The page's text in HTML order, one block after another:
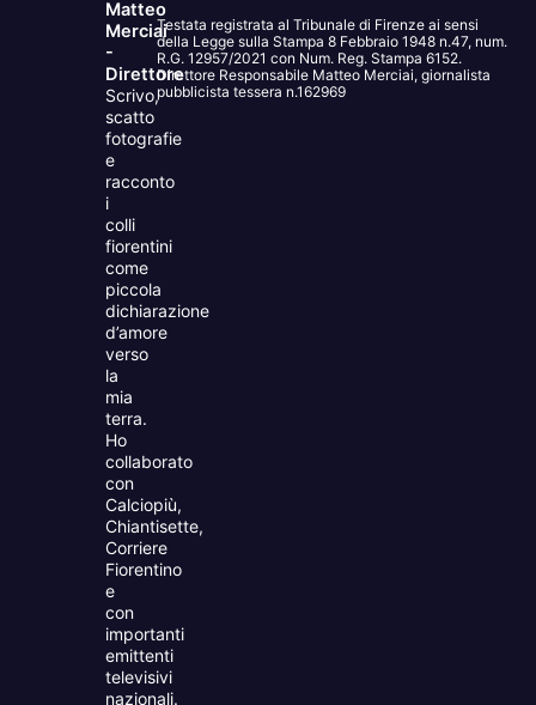
Matteo
Merciai
-
Direttore
Scrivo,
scatto
fotografie
e
racconto
i
colli
fiorentini
come
piccola
dichiarazione
d’amore
verso
la
mia
terra.
Ho
collaborato
con
Calciopiù,
Chiantisette,
Corriere
Fiorentino
e
con
importanti
emittenti
televisivi
nazionali.
Testata registrata al Tribunale di Firenze ai sensi
della Legge sulla Stampa 8 Febbraio 1948 n.47, num.
R.G. 12957/2021 con Num. Reg. Stampa 6152.
Direttore Responsabile Matteo Merciai, giornalista
pubblicista tessera n.162969